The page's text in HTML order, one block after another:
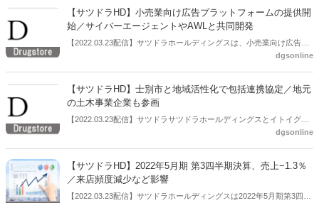
る北海道の課題解決や持続可能な地域社会の実現を目指すとしてい
る。
【サツドラHD】小売業向け広告プラットフォームの提供開
始／サイバーエージェントやAWLと共同開発
【2022.03.23配信】サツドラホールディングスは、小売業向け広告プ
ラットフォーム「Satudora InStore Ads」の提供を開始した。サイバー
ルコネクト」の一機能で、購買データやサイネージを活用した販促メ
ディアとなっている。「OMO」は、「Online Merges with Offline」の
略称で、日本語直訳では「オンラインとオフラインを併合する」とい
う意味で、「ネット上とネット以外の店舗などの垣根を超えたマーケ
dgsonline
【サツドラHD】士別市と地域活性化で包括連携協定／地元
の土木事業企業も参画
【2022.03.23配信】サツドラサツドラホールディングスとイトイグル
ープホールディングスは３月22日 、士別市（市長：渡辺 英次氏）と
イグループホールディングスは土木・住宅事業などを手掛ける士別市
の地元企業。
dgsonline
【サツドラHD】2022年5月期 第3四半期決算、売上−1.3％
／来店頻度減少など影響
【2022.03.23配信】サツドラホールディングスは2022年5月期第3四半